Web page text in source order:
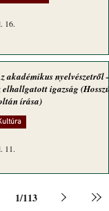
16.
akadémikus nyelvészetről –
elhallgatott igazság (Hosszú
írása)
11.
1/113